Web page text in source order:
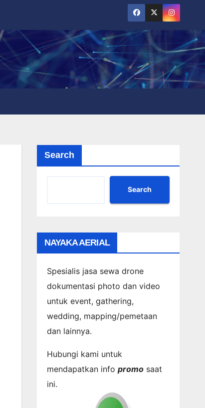
Search
Search
NAYAKA AERIAL
Spesialis jasa sewa drone
dokumentasi photo dan video
untuk event, gathering,
wedding, mapping/pemetaan
dan lainnya.
Hubungi kami untuk
mendapatkan info promosaat
ini.